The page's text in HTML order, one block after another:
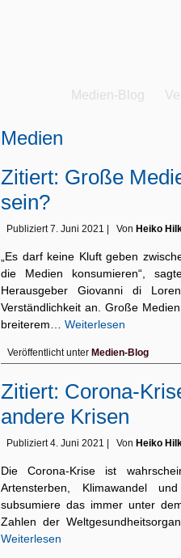
Medien-Blog
Medien
Zitiert: Große
sein?
Publiziert 7. Juni 2021 Von Heiko
„Es darf keine Kluft geben
die Medien konsumieren“,
Herausgeber Giovanni di
Verständlichkeit an. Große
breiterem… Weiterlesen
Veröffentlicht unter Medien-Blog
Zitiert: Corona-
andere Krisen
Publiziert 4. Juni 2021 Von Heiko
Die Corona-Krise ist
Artensterben, Klimawandel
subsumiere das immer unter
Zahlen der
Weiterlesen